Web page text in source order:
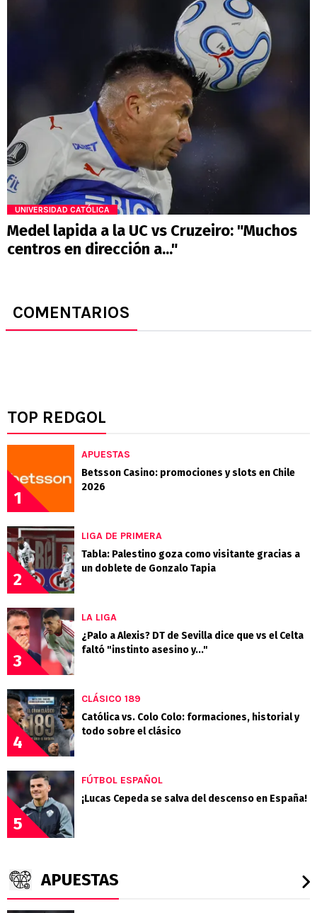
UNIVERSIDAD CATÓLICA
Medel lapida a la UC vs Cruzeiro: "Muchos
centros en dirección a..."
COMENTARIOS
TOP REDGOL
1
APUESTAS
Betsson Casino: promociones y slots en Chile
2026
2
LIGA DE PRIMERA
Tabla: Palestino goza como visitante gracias a
un doblete de Gonzalo Tapia
3
LA LIGA
¿Palo a Alexis? DT de Sevilla dice que vs el Celta
faltó "instinto asesino y..."
4
CLÁSICO 189
Católica vs. Colo Colo: formaciones, historial y
todo sobre el clásico
5
FÚTBOL ESPAÑOL
¡Lucas Cepeda se salva del descenso en España!
APUESTAS